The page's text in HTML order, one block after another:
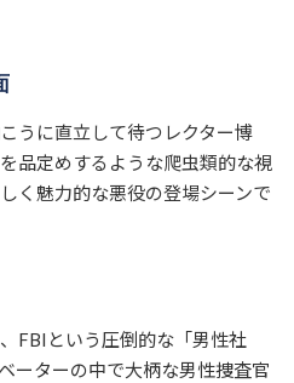
うに直立して待つレクター博
品定めするような爬虫類的な視
く魅力的な悪役の登場シーンで
FBIという圧倒的な「男性社
ーターの中で大柄な男性捜査官